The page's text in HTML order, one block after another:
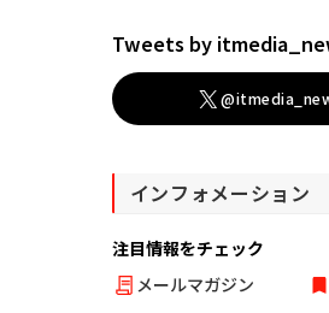
Tweets by
インフォメーション
注目情報をチェック
メールマガジン